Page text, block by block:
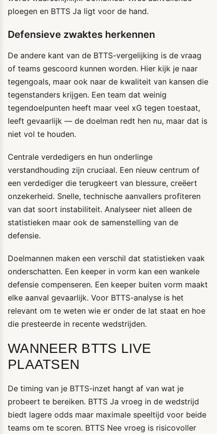
ploegen en BTTS Ja ligt voor de hand.
Defensieve zwaktes herkennen
De andere kant van de BTTS-vergelijking is de vraag
of teams gescoord kunnen worden. Hier kijk je naar
tegengoals, maar ook naar de kwaliteit van kansen die
tegenstanders krijgen. Een team dat weinig
tegendoelpunten heeft maar veel xG tegen toestaat,
leeft gevaarlijk — de doelman redt hen nu, maar dat is
niet vol te houden.
Centrale verdedigers en hun onderlinge
verstandhouding zijn cruciaal. Een nieuw centrum of
een verdediger die terugkeert van blessure, creëert
onzekerheid. Snelle, technische aanvallers profiteren
van dat soort instabiliteit. Analyseer niet alleen de
statistieken maar ook de samenstelling van de
defensie.
Doelmannen maken een verschil dat statistieken vaak
onderschatten. Een keeper in vorm kan een wankele
defensie compenseren. Een keeper buiten vorm maakt
elke aanval gevaarlijk. Voor BTTS-analyse is het
relevant om te weten wie er onder de lat staat en hoe
die presteerde in recente wedstrijden.
WANNEER BTTS LIVE
PLAATSEN
De timing van je BTTS-inzet hangt af van wat je
probeert te bereiken. BTTS Ja vroeg in de wedstrijd
biedt lagere odds maar maximale speeltijd voor beide
teams om te scoren. BTTS Nee vroeg is risicovoller